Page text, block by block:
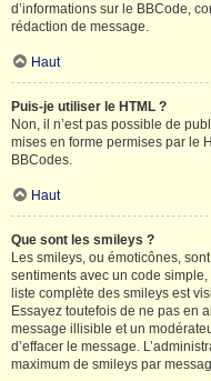
d’informations sur le BBCode,
rédaction de message.
Haut
Puis-je utiliser le HTML ?
Non, il n’est pas possible de
mises en forme permises par le
BBCodes.
Haut
Que sont les smileys ?
Les smileys, ou émoticônes,
sentiments avec un code
liste complète des smileys est
Essayez toutefois de ne pas en
message illisible et un
d’effacer le message.
maximum de smileys par